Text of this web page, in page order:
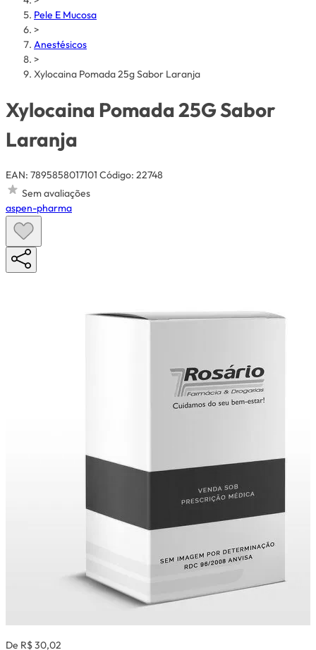
Pele E Mucosa
>
Anestésicos
>
Xylocaina Pomada 25g Sabor Laranja
Xylocaina Pomada 25G Sabor
Laranja
EAN: 7895858017101 Código: 22748
Sem avaliações
aspen-pharma
De R$ 30,02